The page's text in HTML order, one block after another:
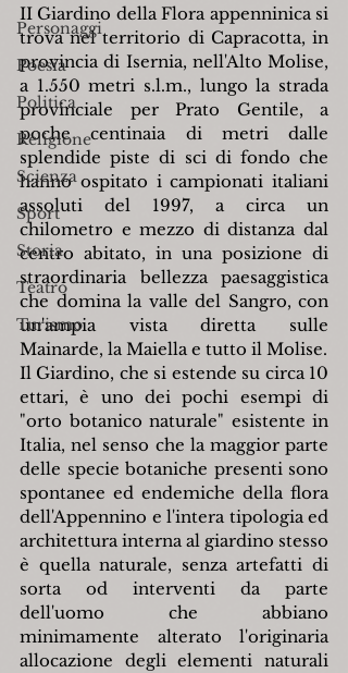
Personaggi
Poesia
Politica
Religione
Scienza
Sport
Storia
Teatro
Turismo
II Giardino della Flora appenninica si
trova nel territorio di Capracotta, in
provincia di Isernia, nell'Alto Molise,
a 1.550 metri s.l.m., lungo la strada
provinciale per Prato Gentile, a
poche centinaia di metri dalle
splendide piste di sci di fondo che
hanno ospitato i campionati italiani
assoluti del 1997, a circa un
chilometro e mezzo di distanza dal
centro abitato, in una posizione di
straordinaria bellezza paesaggistica
che domina la valle del Sangro, con
un'ampia vista diretta sulle
Mainarde, la Maiella e tutto il Molise.
Il Giardino, che si estende su circa 10
ettari, è uno dei pochi esempi di
"orto botanico naturale" esistente in
Italia, nel senso che la maggior parte
delle specie botaniche presenti sono
spontanee ed endemiche della flora
dell'Appennino e l'intera tipologia ed
architettura interna al giardino stesso
è quella naturale, senza artefatti di
sorta od interventi da parte
dell'uomo che abbiano
minimamente alterato l'originaria
allocazione degli elementi naturali